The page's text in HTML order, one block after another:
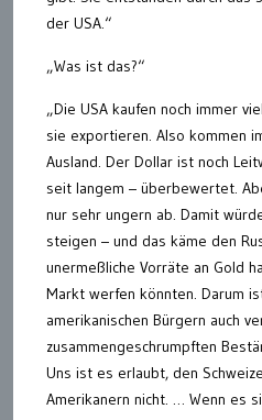
der USA.“
„Was ist das?“
„Die USA kaufen noch immer
sie exportieren. Also kommen
Ausland. Der Dollar ist noch
seit langem – überbewertet.
nur sehr ungern ab. Damit
steigen – und das käme den
unermeßliche Vorräte an Gold
Markt werfen könnten. Darum
amerikanischen Bürgern auch
zusammengeschrumpften
Uns ist es erlaubt, den
Amerikanern nicht. … Wenn es